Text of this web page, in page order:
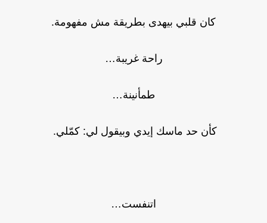
كان قلبي بيهدى بطريقة مش مفهومة.
راحة غريبة…
طمأنينة…
كأن حد ماسك إيدي وبيقول لي: كمّلي.
اتنفست…